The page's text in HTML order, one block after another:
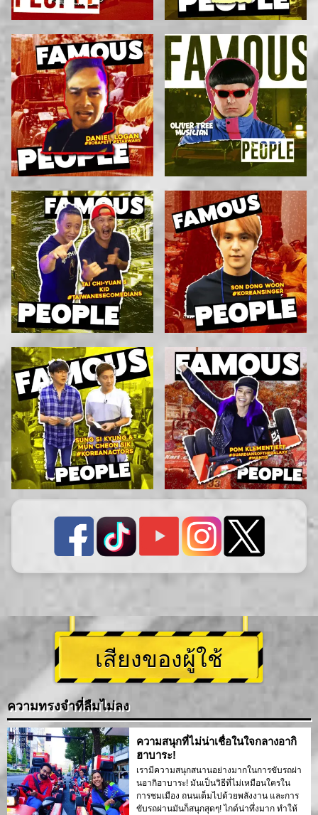
เสียงของผู้ใช้
ความทรงจำที่ลืมไม่ลง
ความสนุกที่ไม่น่าเชื่อในใจกลางอากิ
ฮาบาระ!
เรามีความสนุกสนานอย่างมากในการขับรถผ่า
นอากิฮาบาระ! มันเป็นวิธีที่ไม่เหมือนใครใน
การชมเมือง ถนนเต็มไปด้วยพลังงาน และการ
ขับรถผ่านมันก็สนุกสุดๆ! ไกด์น่าทึ่งมาก ทำให้